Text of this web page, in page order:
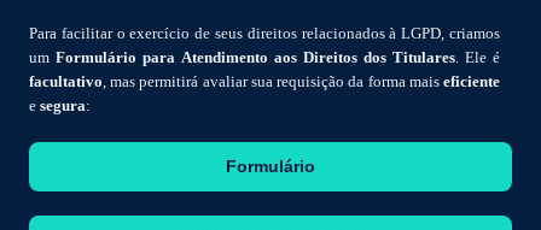
Para facilitar o exercício de seus direitos relacionados à LGPD, criamos
um Formulário para Atendimento aos Direitos dos Titulares. Ele é
facultativo, mas permitirá avaliar sua requisição da forma mais eficiente
e segura:
Formulário